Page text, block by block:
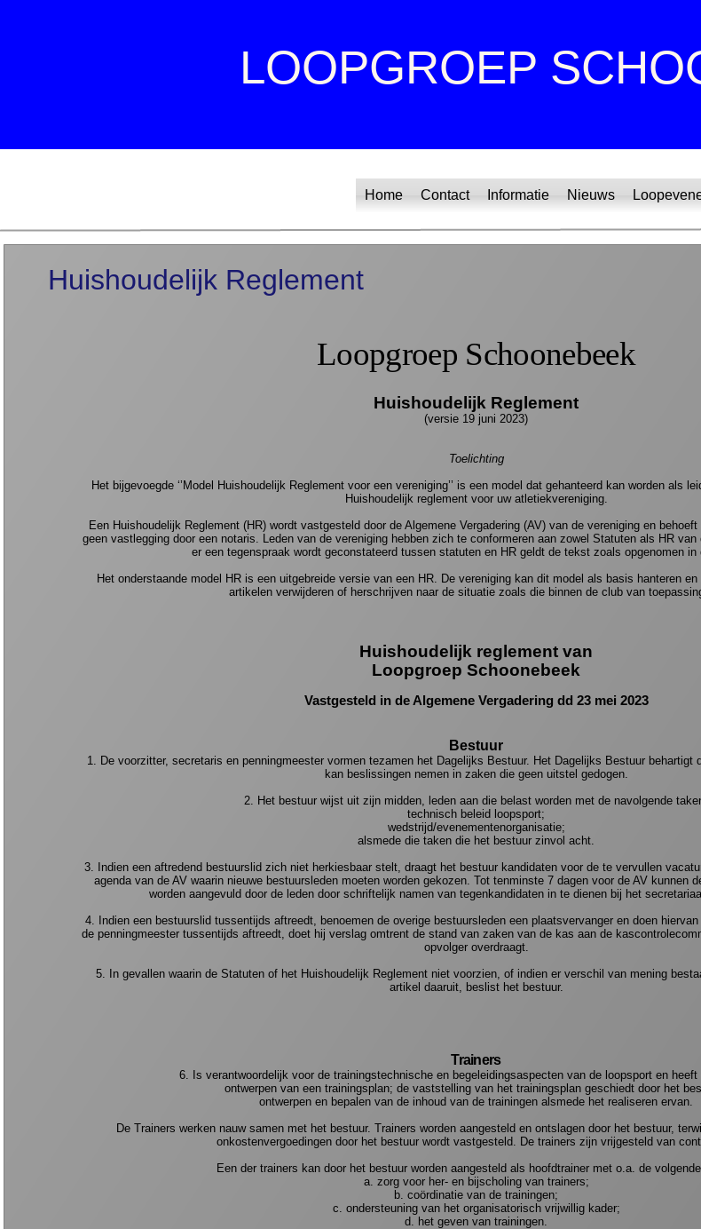
LOOPGROEP
Huishoudelijk Reglement
Loopgroep Schoonebeek
Huishoudelijk Reglement
(versie 19 juni 2023)
Toelichting
Het bijgevoegde ‘’Model Huishoudelijk Reglement voor een vereniging’’ is een model dat gehanteerd kan worden als
Huishoudelijk reglement voor uw atletiekvereniging.
Een Huishoudelijk Reglement (HR) wordt vastgesteld door de Algemene Vergadering (AV) van de vereniging en
geen vastlegging door een notaris. Leden van de vereniging hebben zich te conformeren aan zowel Statuten als HR
er een tegenspraak wordt geconstateerd tussen statuten en HR geldt de tekst zoals opgenomen in
Het onderstaande model HR is een uitgebreide versie van een HR. De vereniging kan dit model als basis hanteren
artikelen verwijderen of herschrijven naar de situatie zoals die binnen de club van
Huishoudelijk reglement van
Loopgroep Schoonebeek
Vastgesteld in de Algemene Vergadering dd 23 mei 2023
Bestuur
1. De voorzitter, secretaris en penningmeester vormen tezamen het Dagelijks Bestuur. Het Dagelijks Bestuur behartigt
kan beslissingen nemen in zaken die geen uitstel gedogen.
2. Het bestuur wijst uit zijn midden, leden aan die belast worden met de navolgende
technisch beleid loopsport;
wedstrijd/evenementenorganisatie;
alsmede die taken die het bestuur zinvol acht.
3. Indien een aftredend bestuurslid zich niet herkiesbaar stelt, draagt het bestuur kandidaten voor de te vervullen
agenda van de AV waarin nieuwe bestuursleden moeten worden gekozen. Tot tenminste 7 dagen voor de AV kunnen
worden aangevuld door de leden door schriftelijk namen van tegenkandidaten in te dienen bij het
4. Indien een bestuurslid tussentijds aftreedt, benoemen de overige bestuursleden een plaatsvervanger en doen
de penningmeester tussentijds aftreedt, doet hij verslag omtrent de stand van zaken van de kas aan de
opvolger overdraagt.
5. In gevallen waarin de Statuten of het Huishoudelijk Reglement niet voorzien, of indien er verschil van mening
artikel daaruit, beslist het bestuur.
Trainers
6. Is verantwoordelijk voor de trainingstechnische en begeleidingsaspecten van de loopsport en
ontwerpen van een trainingsplan; de vaststelling van het trainingsplan geschiedt door het
ontwerpen en bepalen van de inhoud van de trainingen alsmede het realiseren ervan.
De Trainers werken nauw samen met het bestuur. Trainers worden aangesteld en ontslagen door het bestuur,
onkostenvergoedingen door het bestuur wordt vastgesteld. De trainers zijn vrijgesteld van
Een der trainers kan door het bestuur worden aangesteld als hoofdtrainer met o.a. de
a. zorg voor her- en bijscholing van trainers;
b. coördinatie van de trainingen;
c. ondersteuning van het organisatorisch vrijwillig kader;
d. het geven van trainingen.
Home Contact Informatie Nieuws